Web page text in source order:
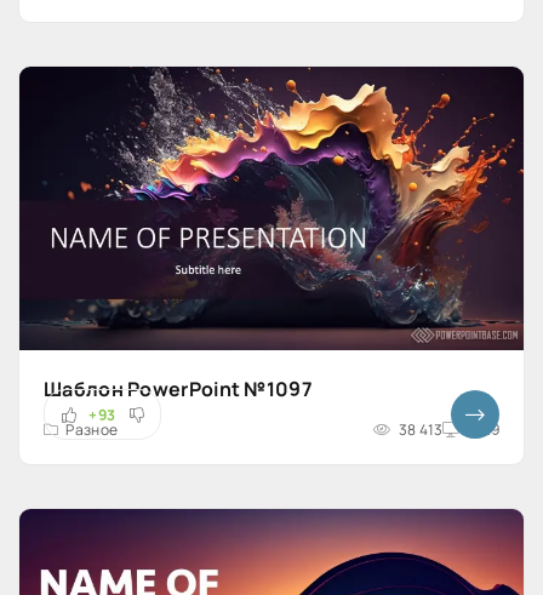
Шаблон PowerPoint №1097
Разное 38 413 16x9
+93